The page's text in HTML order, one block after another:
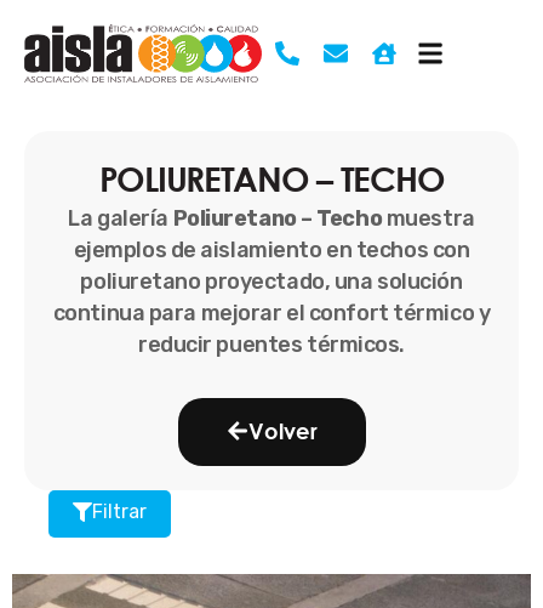
contenido
POLIURETANO – TECHO
La galería Poliuretano – Techo muestra
ejemplos de aislamiento en techos con
poliuretano proyectado, una solución
continua para mejorar el confort térmico y
reducir puentes térmicos.
Volver
Filtrar